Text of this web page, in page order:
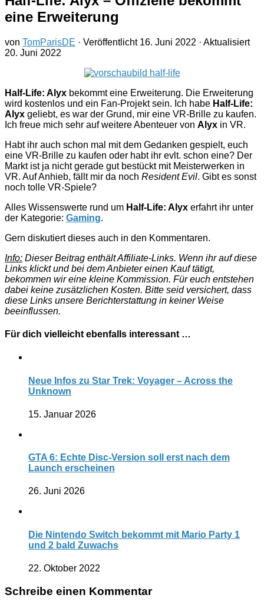
eine Erweiterung
von TomParisDE · Veröffentlicht 16. Juni 2022 · Aktualisiert
20. Juni 2022
Half-Life: Alyx bekommt eine Erweiterung. Die Erweiterung
wird kostenlos und ein Fan-Projekt sein. Ich habe Half-Life:
Alyx geliebt, es war der Grund, mir eine VR-Brille zu kaufen.
Ich freue mich sehr auf weitere Abenteuer von Alyx in VR.
Habt ihr auch schon mal mit dem Gedanken gespielt, euch
eine VR-Brille zu kaufen oder habt ihr evlt. schon eine? Der
Markt ist ja nicht gerade gut bestückt mit Meisterwerken in
VR. Auf Anhieb, fällt mir da noch Resident Evil. Gibt es sonst
noch tolle VR-Spiele?
Alles Wissenswerte rund um Half-Life: Alyx erfahrt ihr unter
der Kategorie: Gaming.
Gern diskutiert dieses auch in den Kommentaren.
Info: Dieser Beitrag enthält Affiliate-Links. Wenn ihr auf diese
Links klickt und bei dem Anbieter einen Kauf tätigt,
bekommen wir eine kleine Kommission. Für euch entstehen
dabei keine zusätzlichen Kosten. Bitte seid versichert, dass
diese Links unsere Berichterstattung in keiner Weise
beeinflussen.
Für dich vielleicht ebenfalls interessant …
Neue Infos zu Star Trek: Voyager – Across the
Unknown
15. Januar 2026
GTA 6: Echte Disc-Version soll erst nach dem
Launch erscheinen
26. Juni 2026
Die Nintendo Switch bekommt mit Mario Party 1
und 2 bald Zuwachs
22. Oktober 2022
Schreibe einen Kommentar